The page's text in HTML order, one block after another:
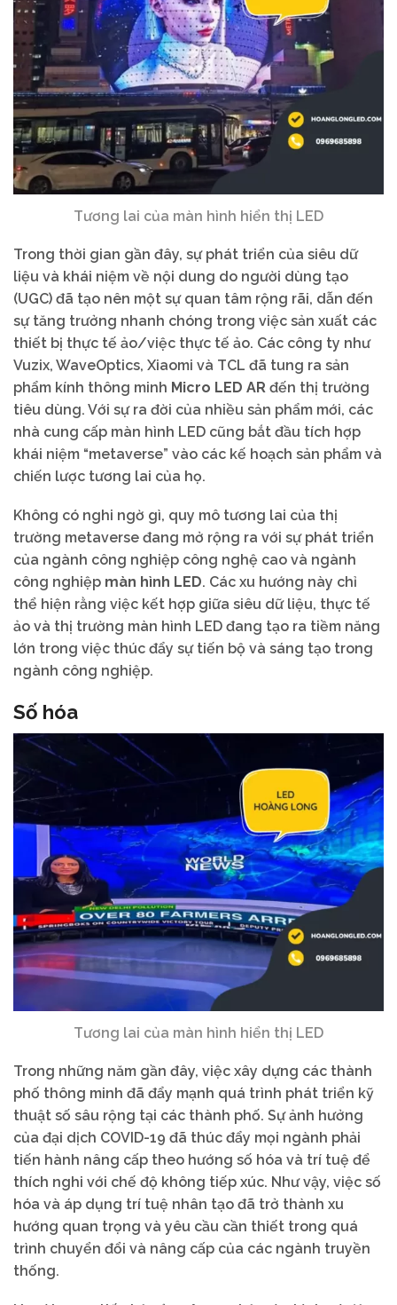
Tương lai của màn hình hiển thị LED
Trong thời gian gần đây, sự phát triển của siêu dữ
liệu và khái niệm về nội dung do người dùng tạo
(UGC) đã tạo nên một sự quan tâm rộng rãi, dẫn đến
sự tăng trưởng nhanh chóng trong việc sản xuất các
thiết bị thực tế ảo/việc thực tế ảo. Các công ty như
Vuzix, WaveOptics, Xiaomi và TCL đã tung ra sản
phẩm kính thông minh Micro LED AR đến thị trường
tiêu dùng. Với sự ra đời của nhiều sản phẩm mới, các
nhà cung cấp màn hình LED cũng bắt đầu tích hợp
khái niệm “metaverse” vào các kế hoạch sản phẩm và
chiến lược tương lai của họ.
Không có nghi ngờ gì, quy mô tương lai của thị
trường metaverse đang mở rộng ra với sự phát triển
của ngành công nghiệp công nghệ cao và ngành
công nghiệp màn hình LED. Các xu hướng này chỉ
thể hiện rằng việc kết hợp giữa siêu dữ liệu, thực tế
ảo và thị trường màn hình LED đang tạo ra tiềm năng
lớn trong việc thúc đẩy sự tiến bộ và sáng tạo trong
ngành công nghiệp.
Số hóa
Tương lai của màn hình hiển thị LED
Trong những năm gần đây, việc xây dựng các thành
phố thông minh đã đẩy mạnh quá trình phát triển kỹ
thuật số sâu rộng tại các thành phố. Sự ảnh hưởng
của đại dịch COVID-19 đã thúc đẩy mọi ngành phải
tiến hành nâng cấp theo hướng số hóa và trí tuệ để
thích nghi với chế độ không tiếp xúc. Như vậy, việc số
hóa và áp dụng trí tuệ nhân tạo đã trở thành xu
hướng quan trọng và yêu cầu cần thiết trong quá
trình chuyển đổi và nâng cấp của các ngành truyền
thống.